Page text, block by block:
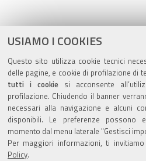
USIAMO I COOKIES
Questo sito utilizza cookie tecnici
delle pagine, e cookie di profilazione di
tutti i cookiesi acconsente
profilazione. Chiudendo il banner
necessari alla navigazione e alcuni
disponibili. Le preferenze possono
momento dal menu laterale "Gestisci
Per maggiori informazioni, ti
Policy.
sul
documento
ultima modifica
Valuta